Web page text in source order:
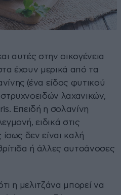
αυτές στην οικογένεια
έχουν μερικά από τα
(ένα είδος φυτικού
λαχανικών,
Επειδή η σολανίνη
ειδικά στις
ίσως δεν είναι καλή
ή άλλες αυτοάνοσες
η μελιτζάνα μπορεί να